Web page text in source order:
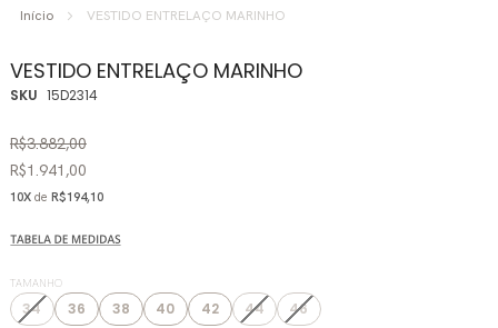
Início VESTIDO ENTRELAÇO MARINHO
VESTIDO ENTRELAÇO MARINHO
SKU 15D2314
R$3.882,00
R$1.941,00
10X de R$194,10
TAMANHO
34 36 38 40 42 44 46
para
da
Galeria
imagens